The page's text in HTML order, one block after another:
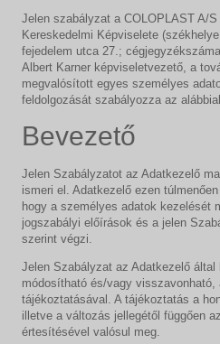
Jelen szabályzat a COLOPLAST A/
Kereskedelmi Képviselete
fejedelem utca 27.;
Albert Karner képviseletvezető, a
megvalósított egyes személyes
feldolgozását szabályozza az
Bevezető
Jelen Szabályzatot az Adatkezelő
ismeri el. Adatkezelő ezen
hogy a személyes adatok kezelését
jogszabályi előírások és a jelen
szerint végzi.
Jelen Szabályzat az Adatkezelő által
módosítható és/vagy visszavonható,
tájékoztatásával. A tájékoztatás a
illetve a változás jellegétől függően
értesítésével valósul meg.